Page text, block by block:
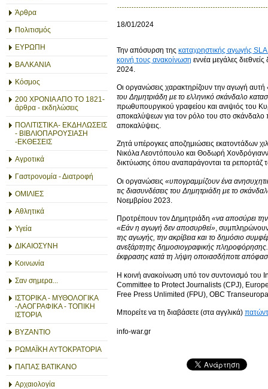
Άρθρα
Πολιτισμός
ΕΥΡΩΠΗ
ΒΑΛΚΑΝΙΑ
Κόσμος
200 ΧΡΟΝΙΑ ΑΠΟ ΤΟ 1821-
άρθρα - εκδηλώσεις
ΠΟΛΙΤΙΣΤΙΚΑ- ΕΚΔΗΛΩΣΕΙΣ
- ΒΙΒΛΙΟΠΑΡΟΥΣΙΑΣΗ
-ΕΚΘΕΣΕΙΣ
Αγροτικά
Γαστρονομία - Διατροφή
ΟΜΙΛΙΕΣ
Αθλητικά
Υγεία
ΔΙΚΑΙΟΣΥΝΗ
Κοινωνία
Σαν σημερα...
ΙΣΤΟΡΙΚΑ - ΜΥΘΟΛΟΓΙΚΑ
-ΛΑΟΓΡΑΦΙΚΑ - ΤΟΠΙΚΗ
ΙΣΤΟΡΙΑ
ΒΥΖΑΝΤΙΟ
ΡΩΜΑΪΚΗ ΑΥΤΟΚΡΑΤΟΡΙΑ
ΠΑΠΑΣ ΒΑΤΙΚΑΝΟ
Αρχαιολογία
18/01/2024
Την απόσυρση της καταχρηστικής αγωγής
κοινή τους ανακοίνωση εννέα μεγάλες
2024.
Οι οργανώσεις χαρακτηρίζουν την αγωγή αυτή
του Δημητριάδη με το ελληνικό σκάνδαλο
πρωθυπουργικού γραφείου και ανιψιός του
αποκαλύψεων για τον ρόλο του στο
αποκαλύψεις.
Ζητά υπέρογκες αποζημιώσεις εκατοντάδων
Νικόλα Λεοντόπουλο και Θοδωρή
δικτύωσης όπου αναπαράγονται τα
Οι οργανώσεις «υπογραμμίζουν ένα
τις διασυνδέσεις του Δημητριάδη με το
Νοεμβρίου 2023.
Προτρέπουν τον Δημητριάδη «να αποσύρει
«Εάν η αγωγή δεν αποσυρθεί»,
της αγωγής, την ακρίβεια και το δημόσιο
ανεξάρτητης δημοσιογραφικής πληροφόρησης.
έκφρασης κατά τη λήψη οποιασδήποτε
Η κοινή ανακοίνωση υπό τον συντονισμό
Committee to Protect Journalists (CPJ),
Free Press Unlimited (FPU), OBC
Μπορείτε να τη διαβάσετε (στα αγγλικά)
info-war.gr